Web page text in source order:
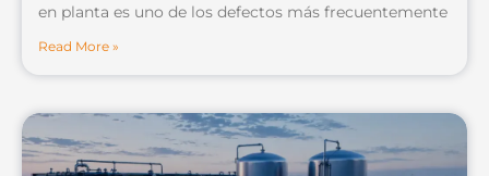
en planta es uno de los defectos más frecuentemente
Read More »